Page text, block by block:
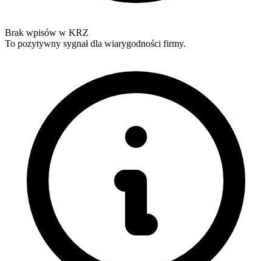
Brak wpisów w KRZ
To pozytywny sygnał dla wiarygodności firmy.